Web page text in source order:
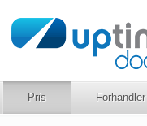
Pris Forhandler